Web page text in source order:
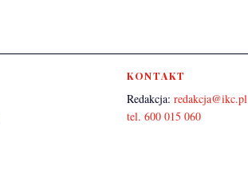
KONTAKT
Redakcja: redakcja@ikc.pl
tel. 600 015 060